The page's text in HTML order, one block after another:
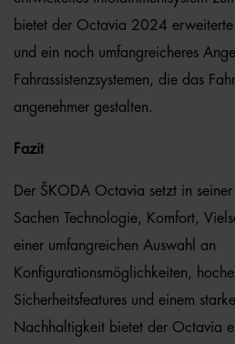
bietet der Octavia 2024 erweiterte
und ein noch umfangreicheres
Fahrassistenzsystemen, die das
angenehmer gestalten.
Fazit
Der ŠKODA Octavia setzt in
Sachen Technologie, Komfort,
einer umfangreichen Auswahl an
Konfigurationsmöglichkeiten,
Sicherheitsfeatures und einem
Nachhaltigkeit bietet der Octavia